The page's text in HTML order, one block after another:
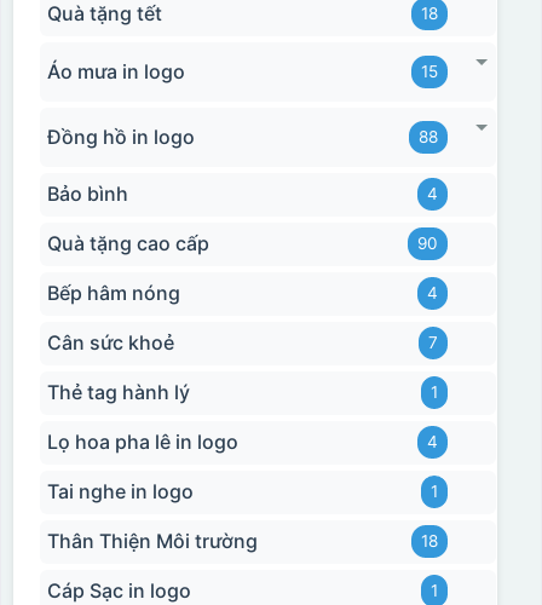
Hộp xi ly sứ
Quà tặng tết 18
Áo mưa in logo 15
Đồng hồ in logo 88
Bảo bình 4
Quà tặng cao cấp 90
Bếp hâm nóng 4
Cân sức khoẻ 7
Thẻ tag hành lý 1
Lọ hoa pha lê in logo 4
Tai nghe in logo 1
Thân Thiện Môi trường 18
Cáp Sạc in logo 1